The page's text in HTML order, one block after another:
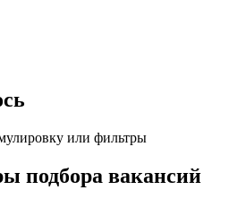
или фильтры
подбора вакансий